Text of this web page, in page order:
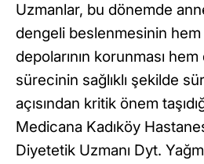
Uzmanlar, bu dönemde
dengeli beslenmesinin
depolarının korunması
sürecinin sağlıklı şekilde
açısından kritik önem
Medicana Kadıköy
Diyetetik Uzmanı Dyt.